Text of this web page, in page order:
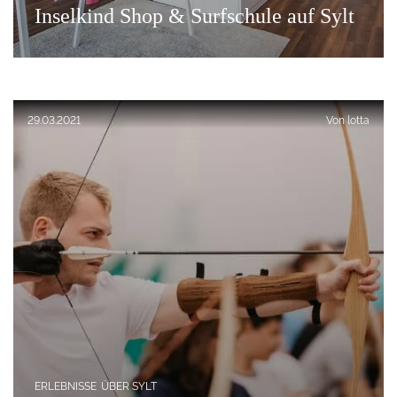
Inselkind Shop & Surfschule auf Sylt
Veröffentlicht am:
29.03.2021 Vonlotta
ERLEBNISSE ÜBER SYLT